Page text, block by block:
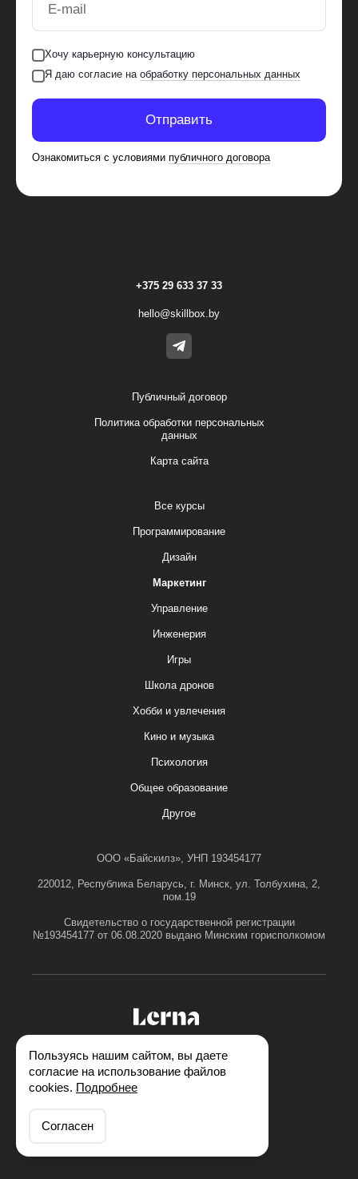
E-mail
Хочу карьерную консультацию
Я даю согласие на обработку персональных данных
Отправить
Ознакомиться с условиями публичного договора
+375 29 633 37 33
hello@skillbox.by
Публичный договор
Политика обработки персональных
данных
Карта сайта
Все курсы
Программирование
Дизайн
Маркетинг
Управление
Инженерия
Игры
Школа дронов
Хобби и увлечения
Кино и музыка
Психология
Общее образование
Другое
ООО «Байскилз», УНП 193454177
220012, Республика Беларусь, г. Минск, ул. Толбухина, 2,
пом.19
Свидетельство о государственной регистрации
№193454177 от 06.08.2020 выдано Минским горисполкомом
Пользуясь нашим сайтом, вы даете
согласие на использование файлов
cookies. Подробнее
Согласен